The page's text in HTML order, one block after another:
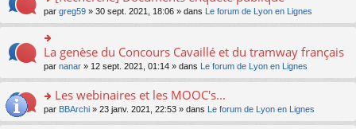
u
s
ré
c
e
nt
lu
pl
u
s
ré
e
nt
e
n
o
n
le
u
s
ré
s
a
e
n
o
n
le
le
m
e
s
a
g
e
n
o
o
n
s
ult
er
le
m
e
s
par greg59 » 30 sept. 2021, 18:06 » dans Le forum de Lyon en Lignes
n
er
le
m
La genèse du Concours Cavaillé et du tramway français
par nanar » 12 sept. 2021, 01:14 » dans Le forum de Lyon en Lignes
o
n
Les webinaires et les MOOC's...
par BBArchi » 23 janv. 2021, 22:53 » dans Le forum de Lyon en Lignes